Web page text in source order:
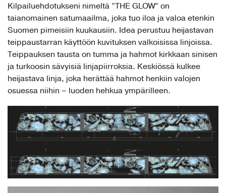
Kilpailuehdotukseni nimeltä ”THE GLOW” on
taianomainen satumaailma, joka tuo iloa ja valoa etenkin
Suomen pimeisiin kuukausiin. Idea perustuu heijastavan
teippaustarran käyttöön kuvituksen valkoisissa linjoissa.
Teippauksen tausta on tumma ja hahmot kirkkaan sinisen
ja turkoosin sävyisiä linjapiirroksia. Keskiössä kulkee
heijastava linja, joka herättää hahmot henkiin valojen
osuessa niihin – luoden hehkua ympärilleen.